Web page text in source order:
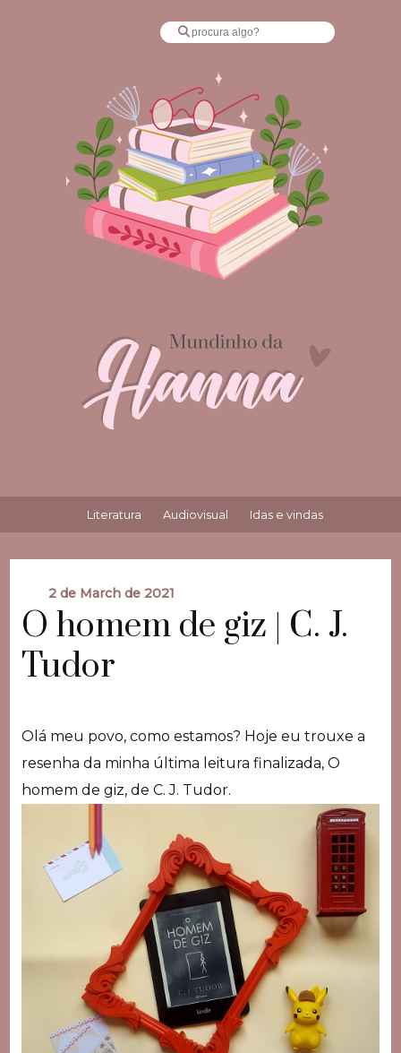
Literatura Audiovisual Idas e vindas
2 de March de 2021
O homem de giz | C. J.
Tudor
Olá meu povo, como estamos? Hoje eu trouxe a
resenha da minha última leitura finalizada, O
homem de giz, de C. J. Tudor.